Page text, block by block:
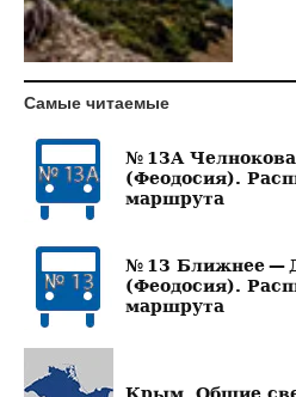
Самые читаемые
№ 13А
(Феодосия).
маршрута
№ 13 Ближнее
(Феодосия).
маршрута
Крым. Общие